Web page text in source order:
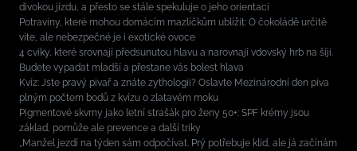
divokou jízdu, a přesto se stále spekuluje o jeho orientaci
Potraviny, které mohou domácím mazlíčkům ublížit: O čokoládě určitě
víte, ale nebezpečné je i exotické ovoce
4 cviky, které srovnají předsunutou hlavu a narovnají vdovský hrb na šíji.
Budete vypadat mladší a přestane vás bolest hlava
Kvíz: Jste pravý pivař a znáte zythologii? Oslavte Mezinárodní den piva
plným počtem bodů z kvízu o zlatavém moku
Pigmentové skvrny jako letní strašák pro ženy 50+: SPF krémy jsou
základ, pomůže ale prevence a další triky
„Manžel jezdí na týden sám odpočívat. Prý potřebuje klid, ale já začínám